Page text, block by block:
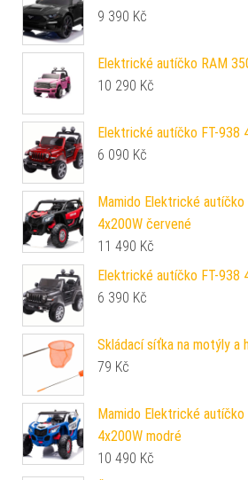
9 390 Kč
Elektrické autíčko RAM
10 290 Kč
Elektrické autíčko FT-938
6 090 Kč
Mamido Elektrické
4x200W červené
11 490 Kč
Elektrické autíčko FT-938
6 390 Kč
Skládací síťka na motýly a
79 Kč
Mamido Elektrické
4x200W modré
10 490 Kč